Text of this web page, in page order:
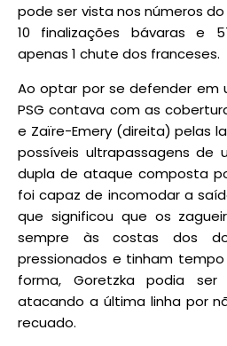
pode ser vista nos números
10 finalizações bávaras e
apenas 1 chute dos franceses.
Ao optar por se defender em
PSG contava com as
e Zaïre-Emery (direita) pelas
possíveis ultrapassagens de
dupla de ataque composta
foi capaz de incomodar a
que significou que os
sempre às costas dos
pressionados e tinham
forma, Goretzka podia
atacando a última linha por
recuado.